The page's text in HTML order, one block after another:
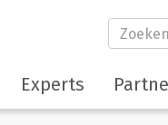
Experts